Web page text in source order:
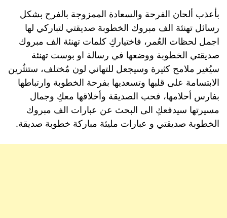
بأعذب ألحان الفرحة والسعادة الممزوجة بالفرح بشكل
رسائل تهنئة الف مبروك الخطوبة صديقتي لتباركي لها
اجمل لحظات العُمر، فاختياركِ كلمات تهنئة الف مبروك
صديقتي الخطوبة ووضعها في رسالة او بوست تهنئة
سيُغير ملامح كثيرة وسيجعل للتهاني لون مُختلف، ستنثُرين
الابتسامة على قلبها وتسعديها بفرحة الخطوبة وارتباطها
بفارس أحلامها، فحب الصديقة وأخلاقها معكِ وجمال
مسيرتها سيدفعكِ الى البحث عن عبارات الف مبروك
الخطوبة صديقتي و عبارات مليئة مباركة خطوبة صديقة.